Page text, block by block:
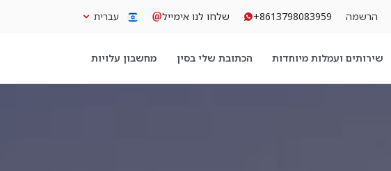
הרשמה +8613798083959 שלחו לנו אימייל עברית
שירותים ועמלות מיוחדות הכתובת שלי בסין מחשבון עלויות